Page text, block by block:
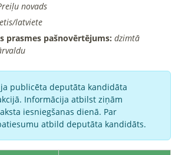
novads
latviete
prasmes pašnovērtējums: dzimtā
publicēta deputāta kandidāta
Informācija atbilst ziņām
iesniegšanas dienā. Par
atbild deputāta kandidāts.